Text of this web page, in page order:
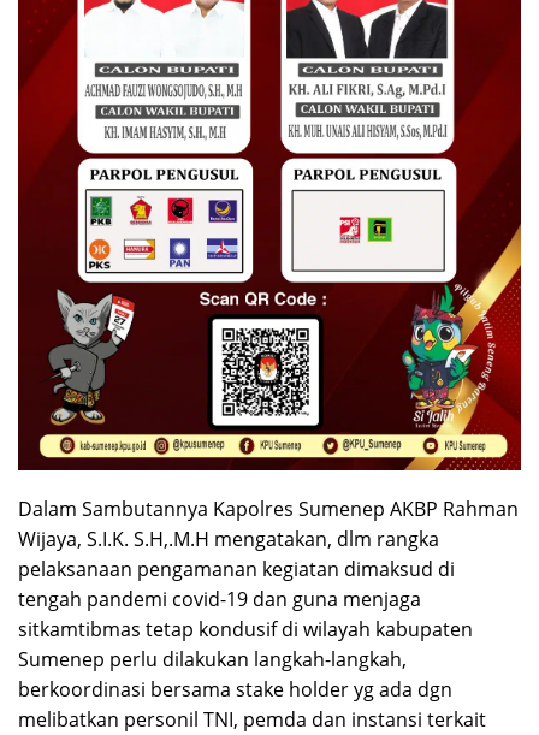
Dalam Sambutannya Kapolres Sumenep AKBP Rahman
Wijaya, S.I.K. S.H,.M.H mengatakan, dlm rangka
pelaksanaan pengamanan kegiatan dimaksud di
tengah pandemi covid-19 dan guna menjaga
sitkamtibmas tetap kondusif di wilayah kabupaten
Sumenep perlu dilakukan langkah-langkah,
berkoordinasi bersama stake holder yg ada dgn
melibatkan personil TNI, pemda dan instansi terkait